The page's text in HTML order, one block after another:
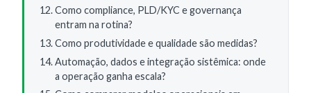
Como compliance, PLD/KYC e governança
entram na rotina?
Como produtividade e qualidade são medidas?
Automação, dados e integração sistêmica: onde
a operação ganha escala?